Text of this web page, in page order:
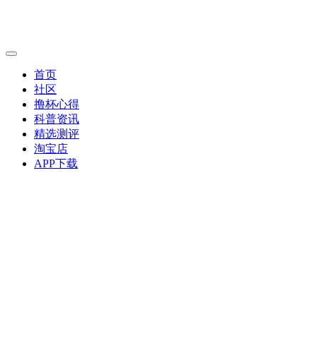
首页
社区
撸杯心得
科普资讯
精选测评
淘宝店
APP下载